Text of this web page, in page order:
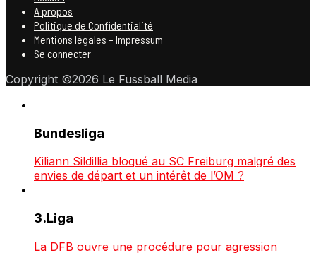
A propos
Politique de Confidentialité
Mentions légales – Impressum
Se connecter
Copyright ©2026 Le Fussball Media
Bundesliga
Kiliann Sildillia bloqué au SC Freiburg malgré des
envies de départ et un intérêt de l’OM ?
3.Liga
La DFB ouvre une procédure pour agression